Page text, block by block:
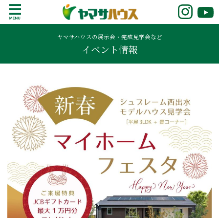
o
鹿児島で注文住宅ならヤマサハウス
新築の注文住宅や建売モデルハウスをお探し
の方はこちら。鹿児島県内で11年連続ナンバ
ーワンの実績を誇る、絆の家でおなじみの
ヤマサハウス。展示場情報や家づくりのこだ
ヤマサハウスの展示会・完成見学会など
イベント情報